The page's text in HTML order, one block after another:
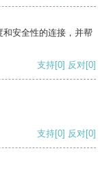
安全性的连接，并帮
支持[0] 反对[0]
支持[0] 反对[0]